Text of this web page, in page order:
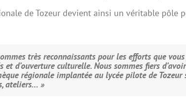
de Tozeur devient ainsi un véritable pôle
très reconnaissants pour les efforts que
et d’ouverture culturelle. Nous sommes fiers
régionale implantée au lycée pilote de
ateliers… »